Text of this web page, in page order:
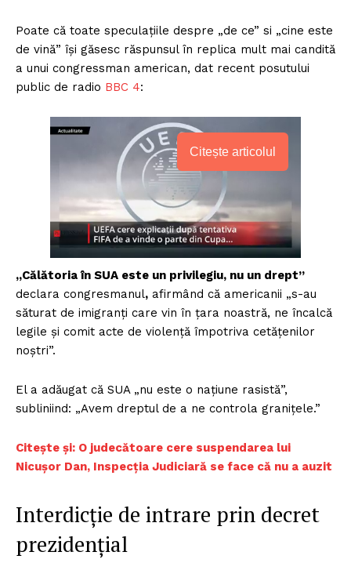
Poate că toate speculațiile despre „de ce” si „cine este
de vină” își găsesc răspunsul în replica mult mai candită
a unui congressman american, dat recent posutului
public de radio BBC 4:
Citește articolul
„Călătoria în SUA este un privilegiu, nu un drept”
declara congresmanul, afirmând că americanii „s-au
săturat de imigranți care vin în țara noastră, ne încalcă
legile și comit acte de violență împotriva cetățenilor
noștri”.
El a adăugat că SUA „nu este o națiune rasistă”,
subliniind: „Avem dreptul de a ne controla granițele.”
Citește și: O judecătoare cere suspendarea lui
Nicușor Dan, Inspecția Judiciară se face că nu a auzit
Interdicție de intrare prin decret
prezidențial